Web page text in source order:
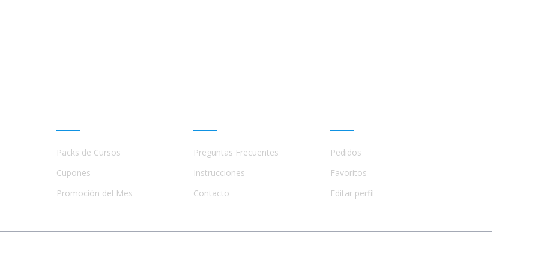
Packs de Cursos
Cupones
Promoción del Mes
Preguntas Frecuentes
Instrucciones
Contacto
Pedidos
Favoritos
Editar perfil